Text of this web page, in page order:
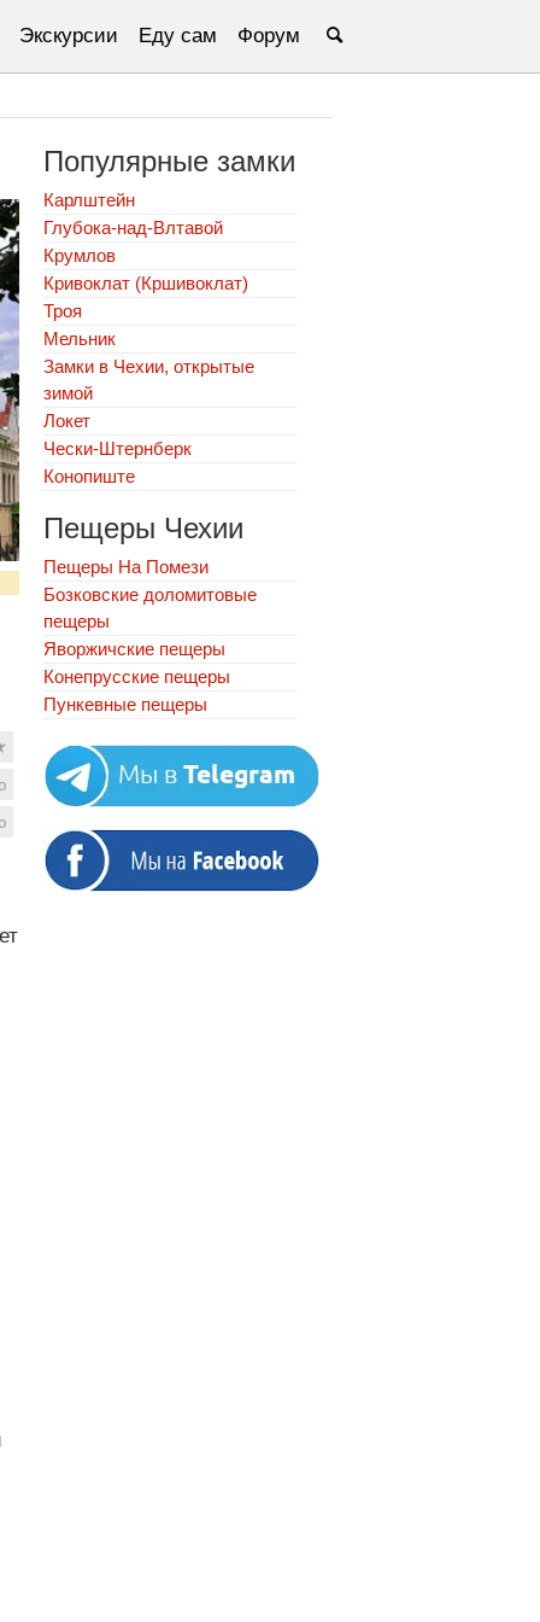
Экскурсии Еду сам Форум
Популярные замки
Карлштейн
Глубока-над-Влтавой
Крумлов
Кривоклат (Кршивоклат)
Троя
Мельник
Замки в Чехии, открытые
зимой
Локет
Чески-Штернберк
Конопиште
Пещеры Чехии
Пещеры На Помези
Бозковские доломитовые
пещеры
Яворжичские пещеры
Конепрусские пещеры
Пункевныe пещеры